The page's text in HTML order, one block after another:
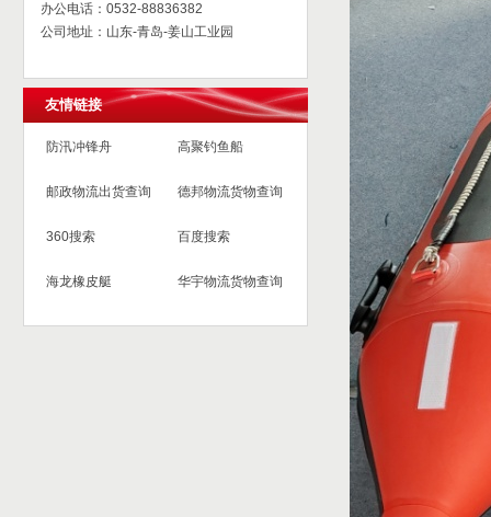
办公电话：0532-88836382
公司地址：山东-青岛-姜山工业园
友情链接
防汛冲锋舟 高聚钓鱼船
邮政物流出货查询 德邦物流货物查询
360搜索 百度搜索
海龙橡皮艇 华宇物流货物查询